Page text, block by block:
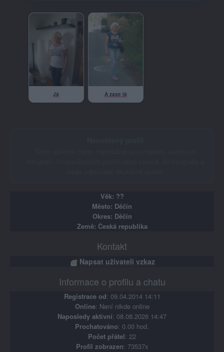
Já A zase já
Věk: ??
Město: Děčín
Okres: Děčín
Země: Česká republika
Kontakt
Napsat uživateli vzkaz
Informace o profilu a chatu
Registrace od: 09.04.2014 14:11
Online: Není nikde online
Naposledy aktivní: 08.08.2026 14:47
Prochatováno: 0.00 hod.
Počet přátel: 22
Profil zobrazen: 73537x